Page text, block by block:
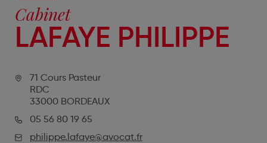
Cabinet
LAFAYE PHILIPPE
71 Cours Pasteur
RDC
33000 BORDEAUX
05 56 80 19 65
philippe.lafaye@avocat.fr